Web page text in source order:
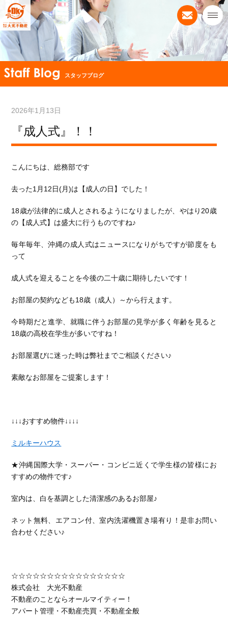
スタッフブログ
2026年1月13日
『成人式』！！
こんにちは、総務部です
去った1月12日(月)は【成人の日】でした！
18歳が法律的に成人とされるようになりましたが、やはり20歳
の【成人式】は盛大に行うものですね♪
毎年毎年、沖縄の成人式はニュースになりがちですが節度をも
って
成人式を迎えることを今後の二十歳に期待したいです！
お部屋の契約なども18歳（成人）～から行えます。
今時期だと進学、就職に伴うお部屋の見学が多く年齢を見ると
18歳の高校在学生が多いですね！
お部屋選びに迷った時は弊社までご相談ください♪
素敵なお部屋をご提案します！
↓↓↓おすすめ物件↓↓↓↓
ミルキーハウス
★沖縄国際大学・スーパー・コンビニ近くで学生様の皆様にお
すすめの物件です♪
室内は、白を基調とした清潔感のあるお部屋♪
ネット無料、エアコン付、室内洗濯機置き場有り！是非お問い
合わせください♪
☆☆☆☆☆☆☆☆☆☆☆☆☆☆☆☆
株式会社 大光不動産
不動産のことならオールマイティー！
アパート管理・不動産売買・不動産全般